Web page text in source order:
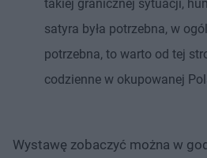
takiej granicznej sytuacji,
satyra była potrzebna, w
potrzebna, to warto od tej
codzienne w okupowanej
Wystawę zobaczyć można w